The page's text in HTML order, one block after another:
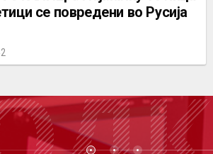
се повредени во Русија